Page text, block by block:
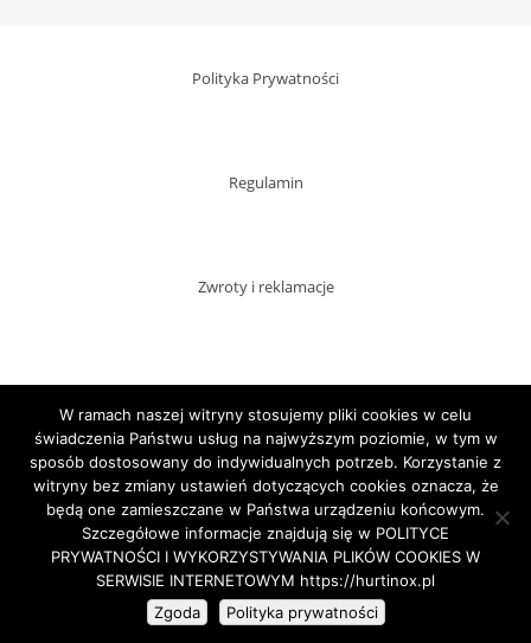
Polityka Prywatności
Regulamin
Zwroty i reklamacje
Dostawy
Płatności
Copyright HURTINOX.PL 2020
W ramach naszej witryny stosujemy pliki cookies w celu
świadczenia Państwu usług na najwyższym poziomie, w tym w
sposób dostosowany do indywidualnych potrzeb. Korzystanie z
witryny bez zmiany ustawień dotyczących cookies oznacza, że
będą one zamieszczane w Państwa urządzeniu końcowym.
Szczegółowe informacje znajdują się w POLITYCE
PRYWATNOŚCI I WYKORZYSTYWANIA PLIKÓW COOKIES W
SERWISIE INTERNETOWYM https://hurtinox.pl
Zgoda
Polityka prywatności